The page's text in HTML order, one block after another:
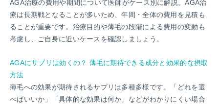
AGA治療の費用や期間について医師がケース別に解説。AGA治
療は長期戦となることが多いため、年間・全体の費用を見積も
ることが重要です。治療目的や薄毛の段階による費用の変動も
考慮し、ご自身に近いケースを確認しましょう。
AGAにサプリは効くの？ 薄毛に期待できる成分と効果的な摂取
方法
薄毛への効果が期待されるサプリは多種多様です。「どれを選
べばいいか」「具体的な効果は何か」などがわかりにくい場合